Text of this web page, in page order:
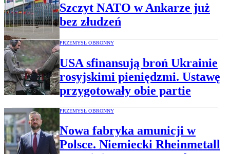
Szczyt NATO w Ankarze już
bez złudzeń
PRZEMYSŁ OBRONNY
USA sfinansują broń Ukrainie
rosyjskimi pieniędzmi. Ustawę
przygotowały obie partie
PRZEMYSŁ OBRONNY
Nowa fabryka amunicji w
Polsce. Niemiecki Rheinmetall